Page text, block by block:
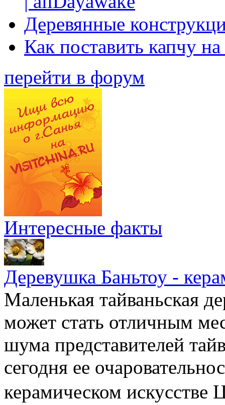
Деревянные
Как поставить капчу
перейти в форум
Интересные факты
Деревушка Баньтоу -
Маленькая тайваньская
может стать отличным
шума представителей
сегодня ее
керамическом